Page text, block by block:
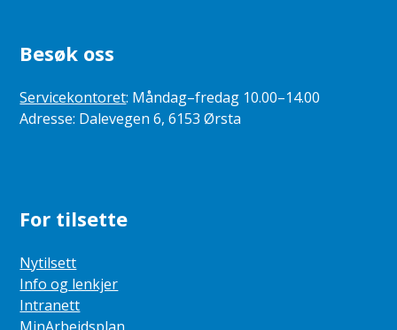
Besøk oss
Servicekontoret: Måndag–fredag 10.00–14.00
Adresse: Dalevegen 6, 6153 Ørsta
For tilsette
Nytilsett
Info og lenkjer
Intranett